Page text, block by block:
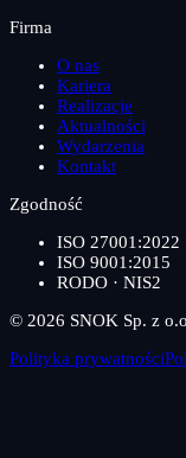
Firma
O nas
Kariera
Realizacje
Aktualności
Wydarzenia
Kontakt
Zgodność
ISO 27001:2022
ISO 9001:2015
RODO · NIS2
© 2026 SNOK Sp. z
Polityka prywatności